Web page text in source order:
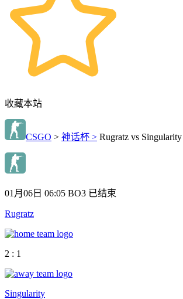
收藏本站
CSGO > 神话杯 > Rugratz vs Singularity
01月06日 06:05 BO3 已结束
Rugratz
2 : 1
Singularity